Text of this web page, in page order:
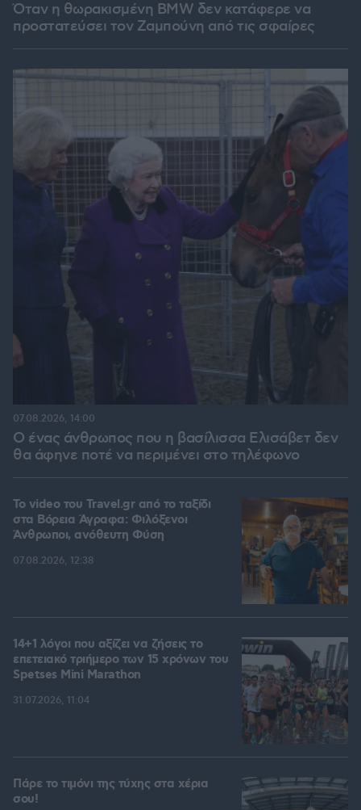
Όταν η θωρακισμένη BMW δεν κατάφερε να
προστατεύσει τον Ζαμπούνη από τις σφαίρες
Ο ένας άνθρωπος που η βασίλισσα Ελισάβετ δεν
θα άφηνε ποτέ να περιμένει στο τηλέφωνο
07.08.2026, 14:00
To video του Travel.gr από το ταξίδι
στα Βόρεια Άγραφα: Φιλόξενοι
Άνθρωποι, ανόθευτη Φύση
07.08.2026, 12:38
14+1 λόγοι που αξίζει να ζήσεις το
επετειακό τριήμερο των 15 χρόνων του
Spetses Mini Marathon
31.07.2026, 11:04
Πάρε το τιμόνι της τύχης στα χέρια
σου!